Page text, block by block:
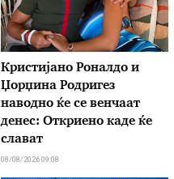
Кристијано Роналдо и
Џорџина Родригез
наводно ќе се венчаат
денес: Откриено каде ќе
слават
08/08/2026 09:08